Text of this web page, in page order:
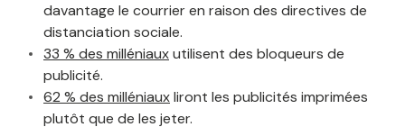
davantage le courrier en raison des directives de
distanciation sociale.
33 % des milléniauxutilisent des bloqueurs de
publicité.
62 % des milléniauxliront les publicités imprimées
plutôt que de les jeter.